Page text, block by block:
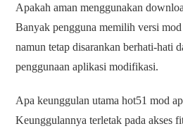
Apakah aman menggunakan
Banyak pengguna memilih versi
namun tetap disarankan berhati-hati
penggunaan aplikasi modifikasi.
Apa keunggulan utama hot51 mod
Keunggulannya terletak pada akses